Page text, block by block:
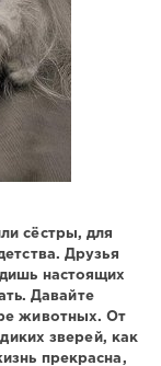
сёстры, для
Друзья
настоящих
Давайте
животных. От
зверей, как
прекрасна,